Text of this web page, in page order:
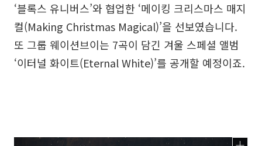
‘블록스 유니버스’와 협업한 ‘메이킹 크리스마스 매지
컬(Making Christmas Magical)’을 선보였습니다.
또 그룹 웨이션브이는 7곡이 담긴 겨울 스페셜 앨범
‘이터널 화이트(Eternal White)’를 공개할 예정이죠.